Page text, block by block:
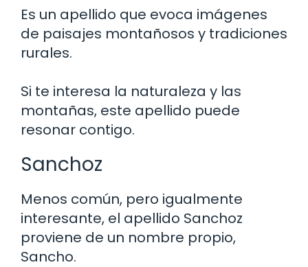
Es un apellido que evoca imágenes
de paisajes montañosos y tradiciones
rurales.
Si te interesa la naturaleza y las
montañas, este apellido puede
resonar contigo.
Sanchoz
Menos común, pero igualmente
interesante, el apellido Sanchoz
proviene de un nombre propio,
Sancho.